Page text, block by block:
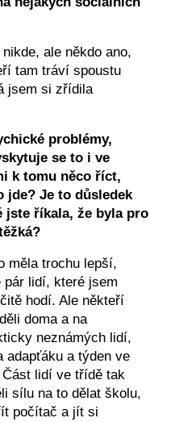
ale někdo ano,
tam tráví spoustu
jsem si zřídila
problémy,
se to i ve
k tomu něco říct,
jde? Je to důsledek
jste říkala, že byla pro
měla trochu lepší,
pár lidí, které jsem
hodí. Ale někteří
doma a na
neznámých lidí,
adapťáku a týden ve
lidí ve třídě tak
sílu na to dělat školu,
počítač a jít si